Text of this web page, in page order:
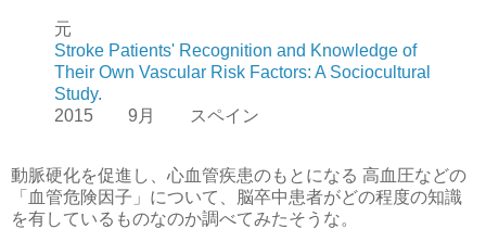
元
Stroke Patients' Recognition and Knowledge of
Their Own Vascular Risk Factors: A Sociocultural
Study.
2015 9月 スペイン
動脈硬化を促進し、心血管疾患のもとになる 高血圧などの
「血管危険因子」について、脳卒中患者がどの程度の知識
を有しているものなのか調べてみたそうな。